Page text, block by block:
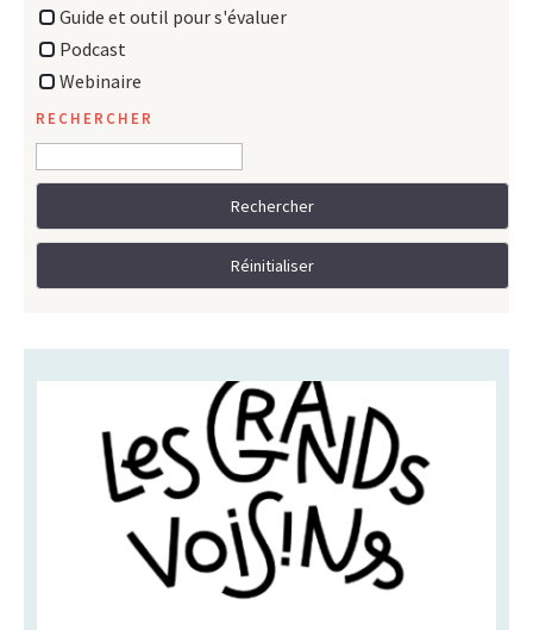
Guide et outil pour s'évaluer
Podcast
Webinaire
RECHERCHER
Le dossier de clôture de l’expérience : Ces
quelques pages ont vocation à rendre comptes
des cinq années d’expérience, du point de vue
des trois coordinateurs et gestionnaires du site, et
de donner l’élan et l’envie à d’autres de se lancer
pour essayer de contribuer à construire des
formes nouvelles de cohabitations en ville.
Type de ressource:
Evaluation et bilan d’impact
Effets sociaux